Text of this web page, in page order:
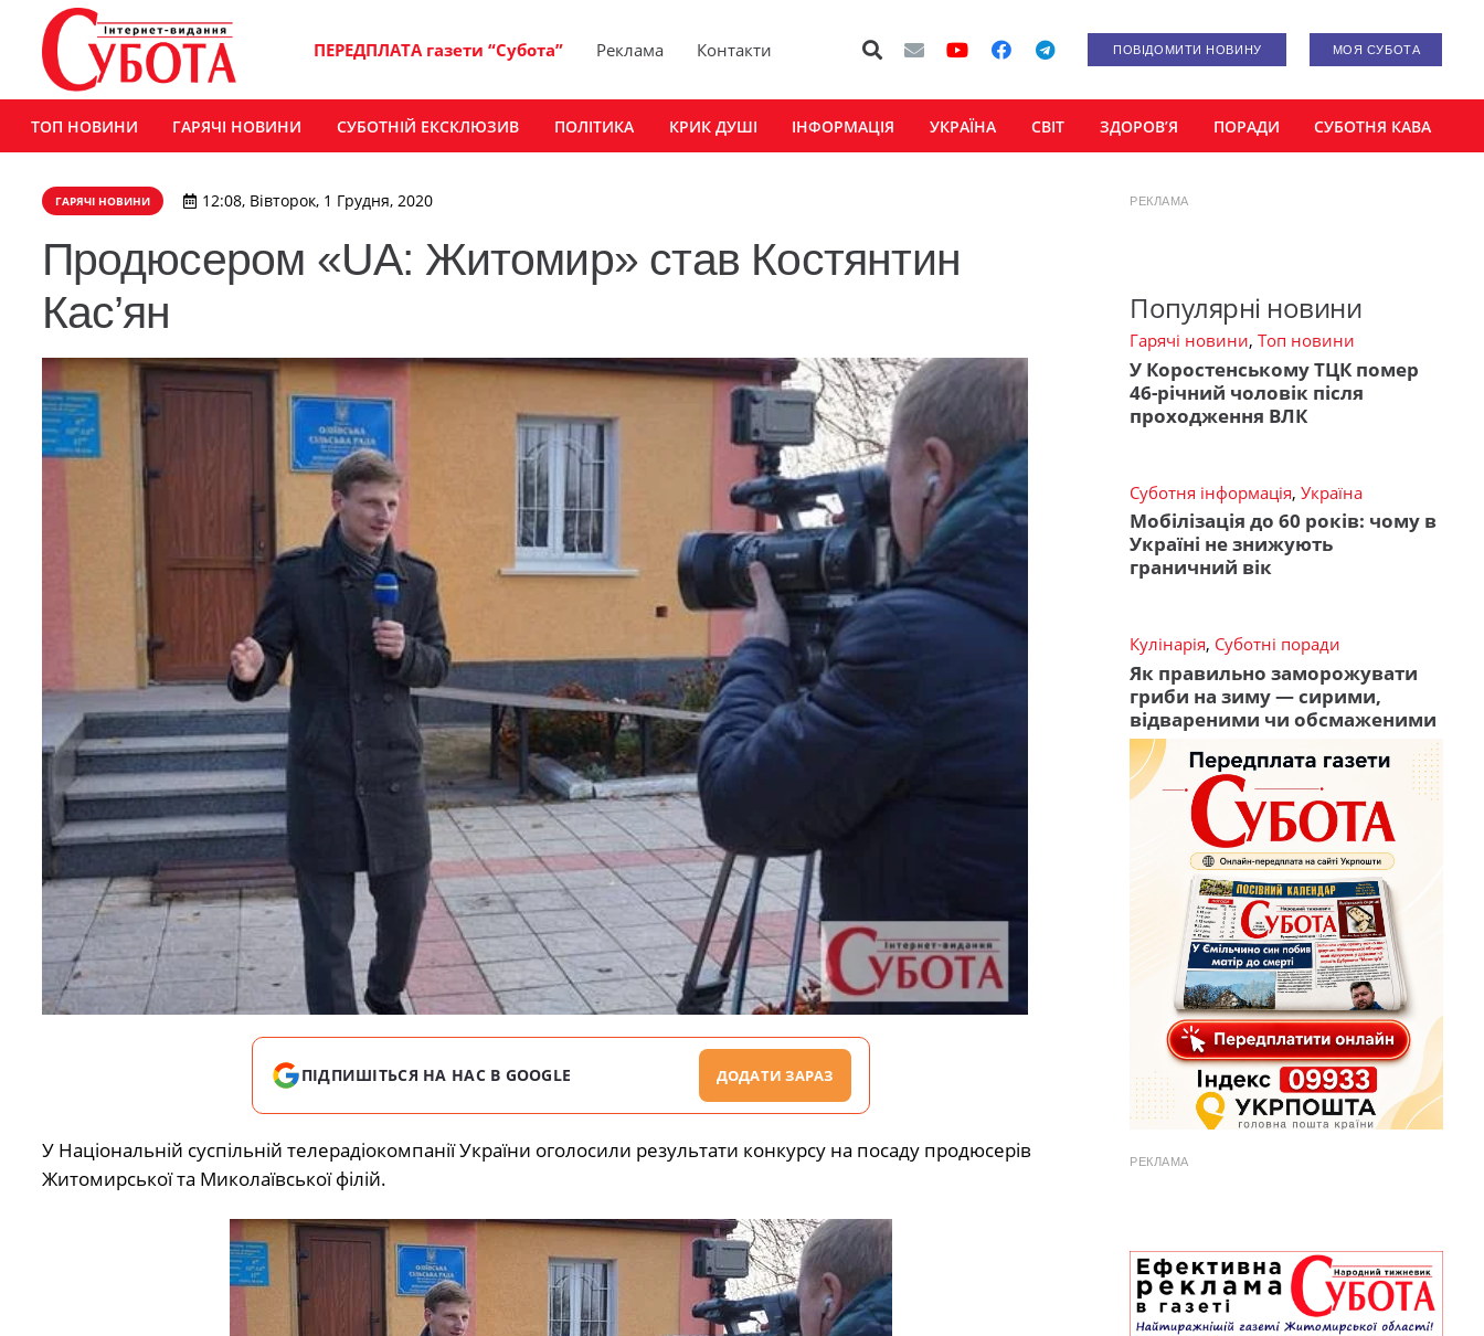
ПЕРЕДПЛАТА газети “Субота” Реклама Контакти ПОВІДОМИТИ НОВИНУ МОЯ СУБОТА
ТОП НОВИНИ ГАРЯЧІ НОВИНИ СУБОТНІЙ ЕКСКЛЮЗИВ ПОЛІТИКА КРИК ДУШІ ІНФОРМАЦІЯ УКРАЇНА СВІТ ЗДОРОВ’Я ПОРАДИ СУБОТНЯ КАВА
ГАРЯЧІ НОВИНИ 12:08, Вівторок, 1 Грудня, 2020
Продюсером «UA: Житомир» став Костянтин
Кас’ян
ПІДПИШІТЬСЯ НА НАС В GOOGLE ДОДАТИ ЗАРАЗ
У Національній суспільній телерадіокомпанії України оголосили результати конкурсу на посаду продюсерів
Житомирської та Миколаївської філій.
РЕКЛАМА
Популярні новини
Гарячі новини, Топ новини
У Коростенському ТЦК помер
46-річний чоловік після
проходження ВЛК
Суботня інформація, Україна
Мобілізація до 60 років: чому в
Україні не знижують
граничний вік
Кулінарія, Суботні поради
Як правильно заморожувати
гриби на зиму — сирими,
відвареними чи обсмаженими
РЕКЛАМА